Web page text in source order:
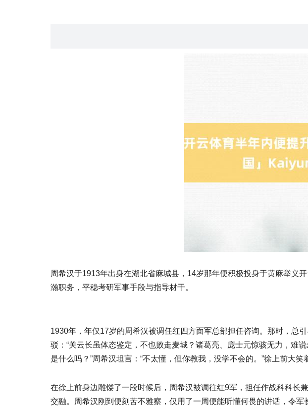
周希汉于1913年出身在湖北省麻城县，14岁那年便积极投身于黄麻举义
瀚职务，平稳考研军事手段与指导材干。
1930年，年仅17岁的周希汉被调任红四方面军总部担任咨询。那时，总
驳：“关云长虽体态鉴定，不也败走麦城？诸葛亮、庞士元惊骇无力，难
是什么吗？”周希汉坦言：“不太懂，但你教我，没学不会的。”徐上前大
在徐上前身边雕镂了一段时候后，周希汉被调往红9军，担任作战科科长
交融。周希汉刚到便刻苦不雅察，仅用了一周便能听懂何畏的讲话，令